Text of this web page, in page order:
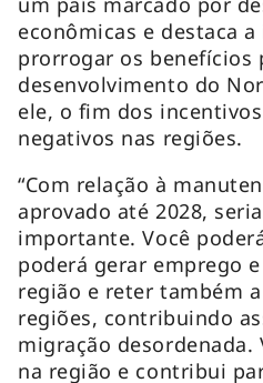
econômicas e destaca
prorrogar os benefícios
desenvolvimento do
ele, o fim dos
negativos nas regiões.
“Com relação à
aprovado até 2028,
importante. Você
poderá gerar emprego
região e reter também
regiões, contribuindo
migração desordenada.
na região e contribui